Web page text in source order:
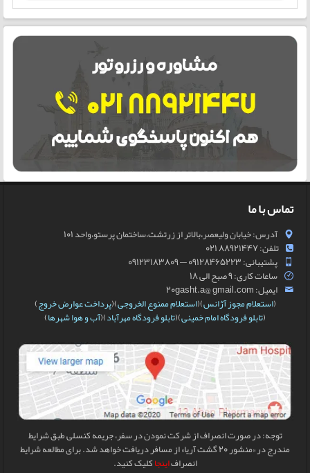
تماس با ما
آدرس: خیابان ولیعصر،بالاتر از زرتشت،ساختمان پرستو،واحد 101
تلفن: 88921447 021
پشتیبانی: 09128465223 — 09123183809
ساعات کاری: 9 صبح الی 18
ایمیل: 20gasht.a@ gmail.com
(استعلام مجوز آژانس)(استعلام ممنوع الخروجی)(پرداخت عوارض خروج)
(تابلو فرودگاه امام خمینی)(تابلو فرودگاه مهرآباد)(آب و هوا شهرها)
توجه: در صورت انصراف از شرکت نمودن در سفر، جریمه کنسلی طبق شرایط
مندرج در «منشور 20 گشت آریا» از مسافر دریافت خواهد شد. برای مطالعه شرایط
انصرافاینجاکلیک کنید.